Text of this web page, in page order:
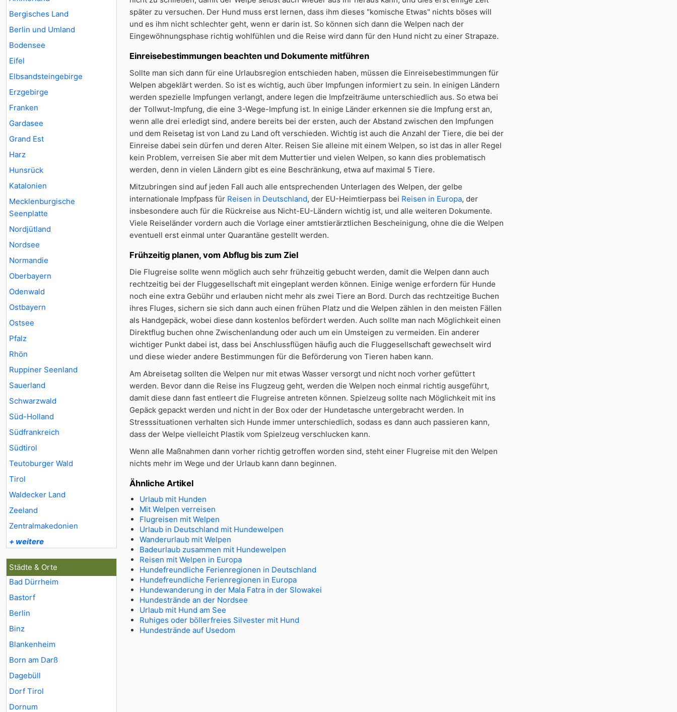
Bergisches Land
Berlin und Umland
Bodensee
Eifel
Elbsandsteingebirge
Erzgebirge
Franken
Gardasee
Grand Est
Harz
Hunsrück
Katalonien
Mecklenburgische
Seenplatte
Nordjütland
Nordsee
Normandie
Oberbayern
Odenwald
Ostbayern
Ostsee
Pfalz
Rhön
Ruppiner Seenland
Sauerland
Schwarzwald
Süd-Holland
Südfrankreich
Südtirol
Teutoburger Wald
Tirol
Waldecker Land
Zeeland
Zentralmakedonien
+ weitere
Städte & Orte
Bad Dürrheim
Bastorf
Berlin
Binz
Blankenheim
Born am Darß
Dagebüll
Dorf Tirol
Dornum
später zu versuchen. Der Hund muss erst lernen, dass ihm dieses "komische Etwas" nichts böses will
und es ihm nicht schlechter geht, wenn er darin ist. So können sich dann die Welpen nach der
Eingewöhnungsphase richtig wohlfühlen und die Reise wird dann für den Hund nicht zu einer Strapaze.
Einreisebestimmungen beachten und Dokumente mitführen
Sollte man sich dann für eine Urlaubsregion entschieden haben, müssen die Einreisebestimmungen für
Welpen abgeklärt werden. So ist es wichtig, auch über Impfungen informiert zu sein. In einigen Ländern
werden spezielle Impfungen verlangt, andere legen die Impfzeiträume unterschiedlich aus. So etwa bei
der Tollwut-Impfung, die eine 3-Wege-Impfung ist. In einige Länder erkennen sie die Impfung erst an,
wenn alle drei erledigt sind, andere bereits bei der ersten, auch der Abstand zwischen den Impfungen
und dem Reisetag ist von Land zu Land oft verschieden. Wichtig ist auch die Anzahl der Tiere, die bei der
Einreise dabei sein dürfen und deren Alter. Reisen Sie alleine mit einem Welpen, so ist das in aller Regel
kein Problem, verreisen Sie aber mit dem Muttertier und vielen Welpen, so kann dies problematisch
werden, denn in vielen Ländern gibt es eine Beschränkung, etwa auf maximal 5 Tiere.
Mitzubringen sind auf jeden Fall auch alle entsprechenden Unterlagen des Welpen, der gelbe
internationale Impfpass für Reisen in Deutschland, der EU-Heimtierpass bei Reisen in Europa, der
insbesondere auch für die Rückreise aus Nicht-EU-Ländern wichtig ist, und alle weiteren Dokumente.
Viele Reiseländer vordern auch die Vorlage einer amtstierärztlichen Bescheinigung, ohne die die Welpen
eventuell erst einmal unter Quarantäne gestellt werden.
Frühzeitig planen, vom Abflug bis zum Ziel
Die Flugreise sollte wenn möglich auch sehr frühzeitig gebucht werden, damit die Welpen dann auch
rechtzeitig bei der Fluggesellschaft mit eingeplant werden können. Einige wenige erfordern für Hunde
noch eine extra Gebühr und erlauben nicht mehr als zwei Tiere an Bord. Durch das rechtzeitige Buchen
ihres Fluges, sichern sie sich dann auch einen frühen Platz und die Welpen zählen in den meisten Fällen
als Handgepäck, wobei diese dann kostenlos befördert werden. Auch sollte man nach Möglichkeit einen
Direktflug buchen ohne Zwischenlandung oder auch um ein Umsteigen zu vermeiden. Ein anderer
wichtiger Punkt dabei ist, dass bei Anschlussflügen häufig auch die Fluggesellschaft gewechselt wird
und diese wieder andere Bestimmungen für die Beförderung von Tieren haben kann.
Am Abreisetag sollten die Welpen nur mit etwas Wasser versorgt und nicht noch vorher gefüttert
werden. Bevor dann die Reise ins Flugzeug geht, werden die Welpen noch einmal richtig ausgeführt,
damit diese dann fast entleert die Flugreise antreten können. Spielzeug sollte nach Möglichkeit mit ins
Gepäck gepackt werden und nicht in der Box oder der Hundetasche untergebracht werden. In
Stresssituationen verhalten sich Hunde immer unterschiedlich, sodass es dann auch passieren kann,
dass der Welpe vielleicht Plastik vom Spielzeug verschlucken kann.
Wenn alle Maßnahmen dann vorher richtig getroffen worden sind, steht einer Flugreise mit den Welpen
nichts mehr im Wege und der Urlaub kann dann beginnen.
Ähnliche Artikel
Urlaub mit Hunden
Mit Welpen verreisen
Flugreisen mit Welpen
Urlaub in Deutschland mit Hundewelpen
Wanderurlaub mit Welpen
Badeurlaub zusammen mit Hundewelpen
Reisen mit Welpen in Europa
Hundefreundliche Ferienregionen in Deutschland
Hundefreundliche Ferienregionen in Europa
Hundewanderung in der Mala Fatra in der Slowakei
Hundestrände an der Nordsee
Urlaub mit Hund am See
Ruhiges oder böllerfreies Silvester mit Hund
Hundestrände auf Usedom